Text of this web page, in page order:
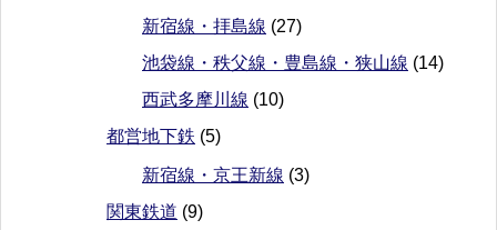
新宿線・拝島線 (27)
池袋線・秩父線・豊島線・狭山線 (14)
西武多摩川線 (10)
都営地下鉄 (5)
新宿線・京王新線 (3)
関東鉄道 (9)